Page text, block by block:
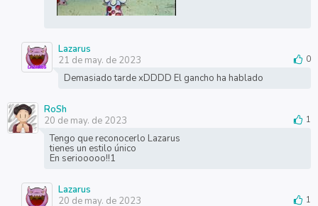
Lazarus
21 de may. de 2023
0
Demasiado tarde xDDDD El gancho ha hablado
RoSh
20 de may. de 2023
1
Tengo que reconocerlo Lazarus
tienes un estilo único
En seriooooo!!1
Lazarus
20 de may. de 2023
1